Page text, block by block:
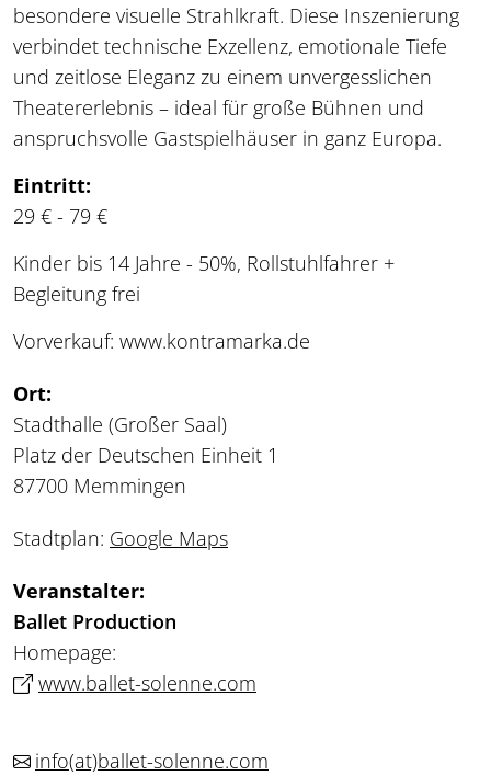
besondere visuelle Strahlkraft. Diese Inszenierung
verbindet technische Exzellenz, emotionale Tiefe
und zeitlose Eleganz zu einem unvergesslichen
Theatererlebnis – ideal für große Bühnen und
anspruchsvolle Gastspielhäuser in ganz Europa.
Eintritt:
29 € - 79 €
Kinder bis 14 Jahre - 50%, Rollstuhlfahrer +
Begleitung frei
Vorverkauf: www.kontramarka.de
Ort:
Stadthalle (Großer Saal)
Platz der Deutschen Einheit 1
87700 Memmingen
Stadtplan: Google Maps
Veranstalter:
Ballet Production
Homepage:
www.ballet-solenne.com
info(at)ballet-solenne.com